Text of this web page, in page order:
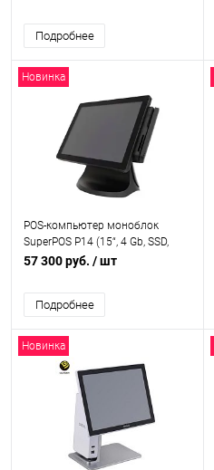
Подробнее
Новинка
POS-компьютер моноблок
SuperPOS P14 (15“, 4 Gb, SSD,
MSR, N5095, PCT), SuperPOS P14
57 300 руб. / шт
Подробнее
Новинка